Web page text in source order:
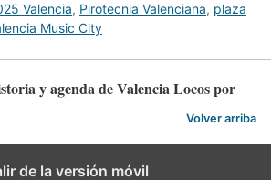
Valencia, Pirotecnia Valenciana, plaza
Music City
y agenda de Valencia Locos por
Volver arriba
de la versión móvil